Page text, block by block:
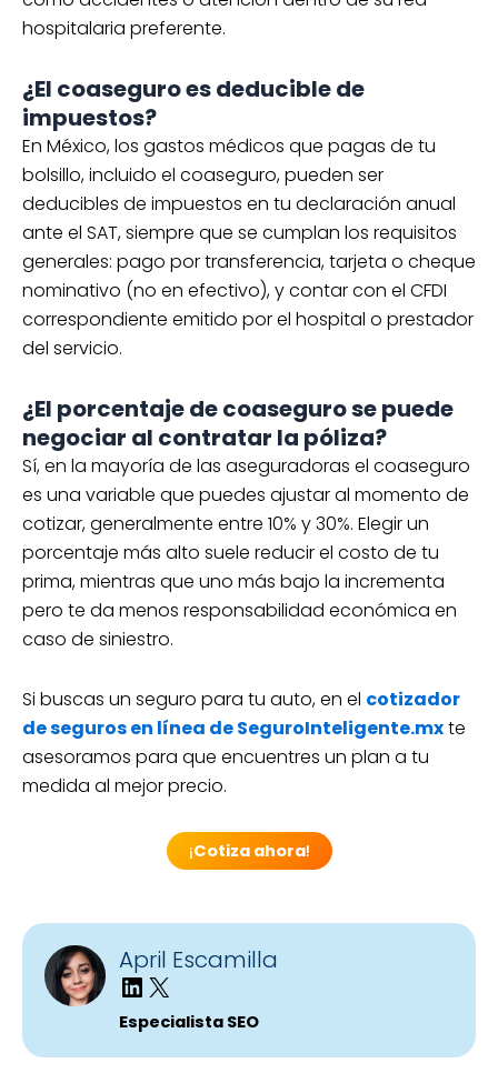
hospitalaria preferente.
¿El coaseguro es deducible de
impuestos?
En México, los gastos médicos que pagas de tu
bolsillo, incluido el coaseguro, pueden ser
deducibles de impuestos en tu declaración anual
ante el SAT, siempre que se cumplan los requisitos
generales: pago por transferencia, tarjeta o cheque
nominativo (no en efectivo), y contar con el CFDI
correspondiente emitido por el hospital o prestador
del servicio.
¿El porcentaje de coaseguro se puede
negociar al contratar la póliza?
Sí, en la mayoría de las aseguradoras el coaseguro
es una variable que puedes ajustar al momento de
cotizar, generalmente entre 10% y 30%. Elegir un
porcentaje más alto suele reducir el costo de tu
prima, mientras que uno más bajo la incrementa
pero te da menos responsabilidad económica en
caso de siniestro.
Si buscas un seguro para tu auto, en el cotizador
de seguros en línea de SeguroInteligente.mxte
asesoramos para que encuentres un plan a tu
medida al mejor precio.
¡Cotiza ahora!
April Escamilla
Especialista SEO